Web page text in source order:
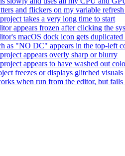
and flickers on my variable
takes a very long time to start
appears frozen after clicking the
macOS dock icon gets
as "NO DC" appears in the top-left
appears overly sharp or blurry
appears to have washed out
freezes or displays glitched
when run from the editor, but